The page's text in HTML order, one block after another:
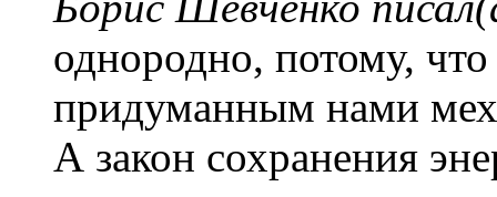
однородно, потому,
придуманным нами
А закон сохранения